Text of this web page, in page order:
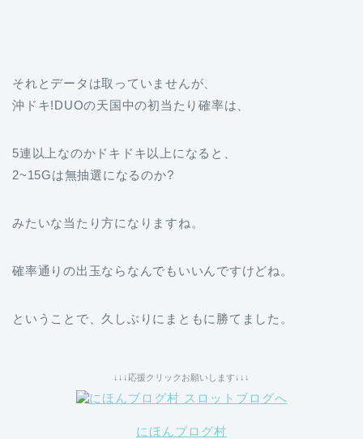
それとデータは取っていませんが、
沖ドキ!DUOの天国中の初当たり確率は、
5連以上なのかドキドキ以上になると、
2~15Gは無抽選になるのか?
みたいな当たり方になりますね。
確率通りの出玉ならなんでもいいんですけどね。
ということで、久しぶりにまともに勝てました。
↓↓↓応援クリックお願いします↓↓↓
にほんブログ村